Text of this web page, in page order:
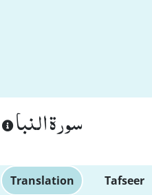
سورة النبا
Translation Tafseer